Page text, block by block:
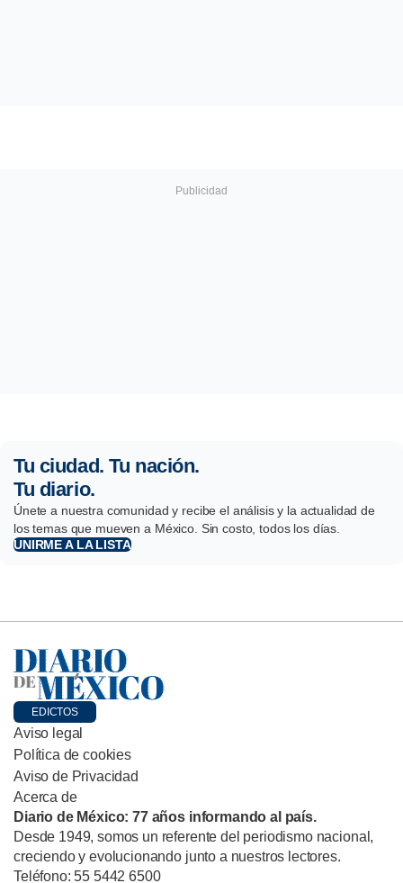
Tu ciudad. Tu nación.
Tu diario.
Únete a nuestra comunidad y recibe el análisis y la actualidad de
los temas que mueven a México. Sin costo, todos los días.
UNIRME A LA LISTA
EDICTOS
Aviso legal
Política de cookies
Aviso de Privacidad
Acerca de
Diario de México: 77 años informando al país.
Desde 1949, somos un referente del periodismo nacional,
creciendo y evolucionando junto a nuestros lectores.
Teléfono: 55 5442 6500